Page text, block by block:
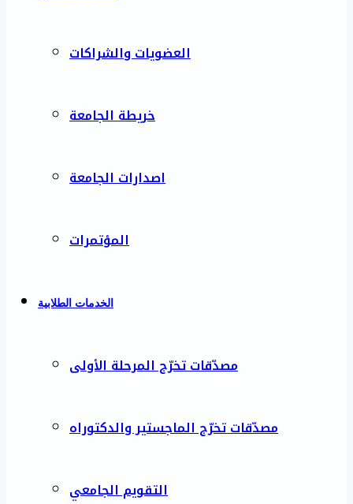
العضويات والشراكات
خريطة الجامعة
اصدارات الجامعة
المؤتمرات
الخدمات الطلابية
مصدّقات تخرّج المرحلة الأولى
مصدّقات تخرّج الماجستير والدكتوراه
التقويم الجامعي